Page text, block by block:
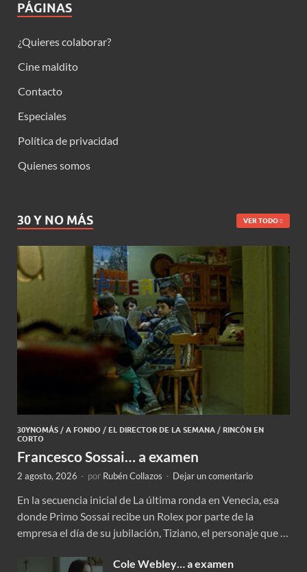
PÁGINAS
¿Quieres colaborar?
Cine maldito
Contacto
Especiales
Política de privacidad
Quienes somos
30 Y NO MÁS VER TODO
30YNOMÁS / A FONDO / EL DIRECTOR DE LA SEMANA / RINCÓN EN
CORTO
Francesco Sossai… a examen
2 agosto, 2026 - por Rubén Collazos - Dejar un comentario
En la secuencia inicial de La última ronda en Venecia, esa
donde Primo Sossai recibe un Rolex por parte de la
empresa el día de su jubilación, Tiziano, el personaje que …
Cole Webley… a examen